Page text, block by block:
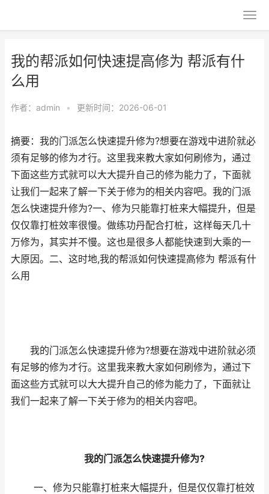
我的帮派如何快速提高修为 帮派有什
么用
作者： admin • 更新时间：2026-06-01
摘要：我的门派怎么快速提升修为?想要在游戏中进阶就必
须有足够的修为才行。这里我来教大家如何刷修为，通过
下面这些方式就可以大大提升自己的修为能力了，下面就
让我们一起来了解一下关于修为的相关内容吧。我的门派
怎么快速提升修为?一、修为只能靠打桩来大幅提升，但是
仅仅靠打桩效率很慢。做练功丹配合打桩，这样每天几十
万修为，其实并不慢。这也是很多人都能快速到大乘的一
大原因。二、这时地,我的帮派如何快速提高修为 帮派有什
么用
我的门派怎么快速提升修为?想要在游戏中进阶就必须
有足够的修为才行。这里我来教大家如何刷修为，通过下
面这些方式就可以大大提升自己的修为能力了，下面就让
我们一起来了解一下关于修为的相关内容吧。
我的门派怎么快速提升修为?
一、修为只能靠打桩来大幅提升，但是仅仅靠打桩效